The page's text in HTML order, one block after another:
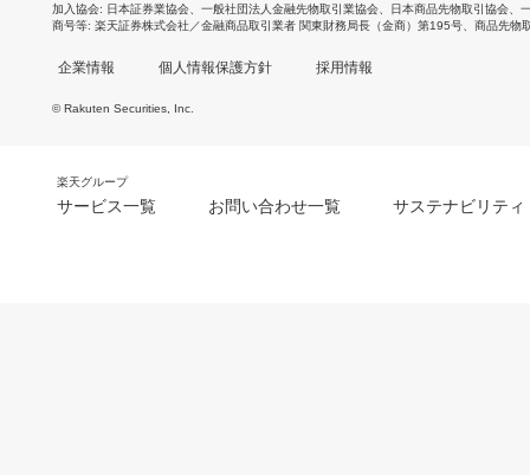
加入協会 日本証券業協会 一般社団法人金融先物取引業協会 日本商品先物取引協会
商号等 楽天証券株式会社／金融商品取引業者 関東財務局長（金商）第195号、商品先物
企業情報 個人情報保護方針 採用情報
© Rakuten Securities, Inc.
楽天グループ
サービス一覧 お問い合わせ一覧 サステナビリティ